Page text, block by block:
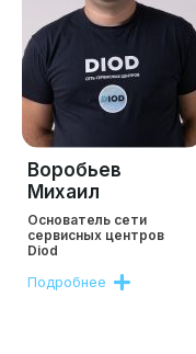
Воробьев
Михаил
Основатель сети
сервисных центров
Diod
Подробнее